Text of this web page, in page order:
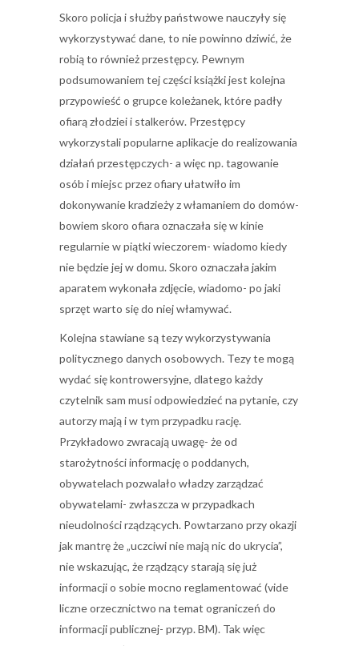
Skoro policja i służby państwowe nauczyły się
wykorzystywać dane, to nie powinno dziwić, że
robią to również przestępcy. Pewnym
podsumowaniem tej części książki jest kolejna
przypowieść o grupce koleżanek, które padły
ofiarą złodziei i stalkerów. Przestępcy
wykorzystali popularne aplikacje do realizowania
działań przestępczych- a więc np. tagowanie
osób i miejsc przez ofiary ułatwiło im
dokonywanie kradzieży z włamaniem do domów-
bowiem skoro ofiara oznaczała się w kinie
regularnie w piątki wieczorem- wiadomo kiedy
nie będzie jej w domu. Skoro oznaczała jakim
aparatem wykonała zdjęcie, wiadomo- po jaki
sprzęt warto się do niej włamywać.
Kolejna stawiane są tezy wykorzystywania
politycznego danych osobowych. Tezy te mogą
wydać się kontrowersyjne, dlatego każdy
czytelnik sam musi odpowiedzieć na pytanie, czy
autorzy mają i w tym przypadku rację.
Przykładowo zwracają uwagę- że od
starożytności informację o poddanych,
obywatelach pozwalało władzy zarządzać
obywatelami- zwłaszcza w przypadkach
nieudolności rządzących. Powtarzano przy okazji
jak mantrę że „uczciwi nie mają nic do ukrycia”,
nie wskazując, że rządzący starają się już
informacji o sobie mocno reglamentować (vide
liczne orzecznictwo na temat ograniczeń do
informacji publicznej- przyp. BM). Tak więc